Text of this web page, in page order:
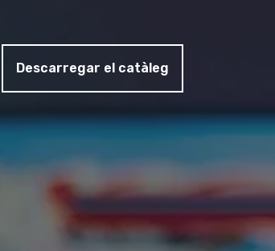
Descarregar el catàleg